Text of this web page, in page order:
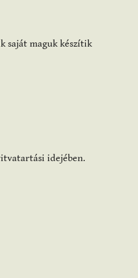
saját maguk készítik
idejében.